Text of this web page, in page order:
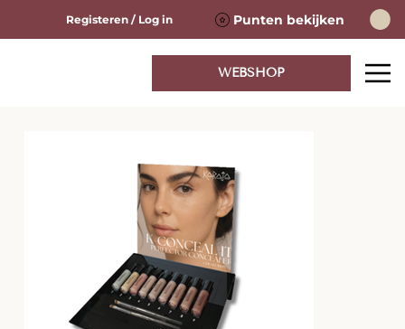
Punten bekijken
Registeren / Log in
WEBSHOP